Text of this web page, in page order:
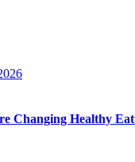
Changing Healthy